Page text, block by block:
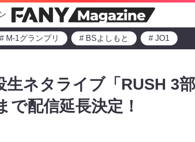
# M-1グランプリ # BSよしもと # JO1
生ネタライブ「RUSH 3
で配信延長決定！